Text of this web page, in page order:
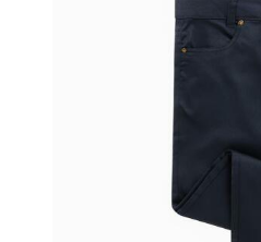
Tassen en reizen
Beurs en evenementen
Bloemen en planten